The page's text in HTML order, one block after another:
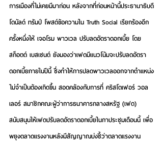
การเมืองที่ไม่เคยมีมาก่อน หลังจากที่ก่อนหน้านี้ประธานาธิบดี
โดนัลด์ ทรัมป์ โพสต์ข้อความใน Truth Social เรียกร้องอีก
ครั้งหนึ่งให้ เจอโรม พาวเวล ปรับลดอัตราดอกเบี้ย โดย
สก็อตต์ เบสเซนต์ ยังมองว่าเฟดมีแนวโน้มจะปรับลดอัตรา
ดอกเบี้ยภายในปีนี้ ซึ่งทำให้การปลดพาวเวลออกจากตำแหน่ง
ไม่จำเป็นต้องเกิดขึ้น สอดคล้องกับการที่ คริสโตเฟอร์ วอล
เลอร์ สมาชิกคณะผู้ว่าการธนาคารกลางสหรัฐ (เฟด)
สนับสนุนให้เฟดปรับลดอัตราดอกเบี้ยในกาประชุมเดือนนี้ เพื่อ
พยุงตลาดแรงงานหลังมีสัญญาณบ่งชี้ว่าตลาดแรงงาน